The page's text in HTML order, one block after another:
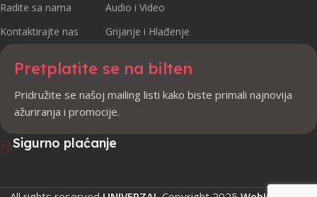
Radite sa nama
Kontaktirajte nas
Audio i Video
Grijanje i Hlađenje
Pretplatite se na bilten
Pridružite se našoj mailing listi kako biste primali najnovija
ažuriranja i promocije.
Sigurno plaćanje